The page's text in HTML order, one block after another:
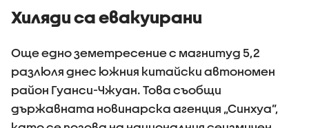
Хиляди са евакуирани
Още едно земетресение с магнитуд 5,2
разлюля днес южния китайски автономен
район Гуанси-Чжуан. Това съобщи
държавната новинарска агенция „Синхуа”,